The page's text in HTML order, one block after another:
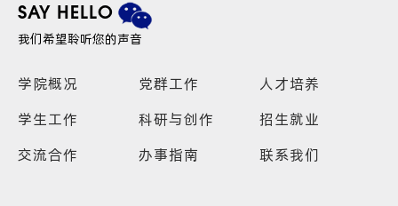
SAY HELLO
我们希望聆听您的声音
学院概况 党群工作
人才培养
学生工作
科研与创作
招生就业
交流合作
办事指南 联系我们